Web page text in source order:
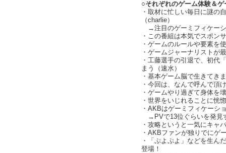
○それぞれのゲーム体験＆
・取材に忙しい毎日に謎の
（charlie）
→注目のゲーミフィケー
・この番組は本気でスポ
・ゲームのルールや要素を
・ゲームジャーナリストが
・工藤選手の引退で、初代
まう（速水）
・基本ゲーム脳で生きてき
・今回は、なんで呼んで頂
・ゲームやり過ぎて身体を
・世界をいじれることに恍
・AKBはゲーミフィケーシ
→PVで13位ぐらいを発見
・攻略というと一気にキャ
・AKBファンが独りでにゲ
・「ぷよぷよ」などを生ん
登場！